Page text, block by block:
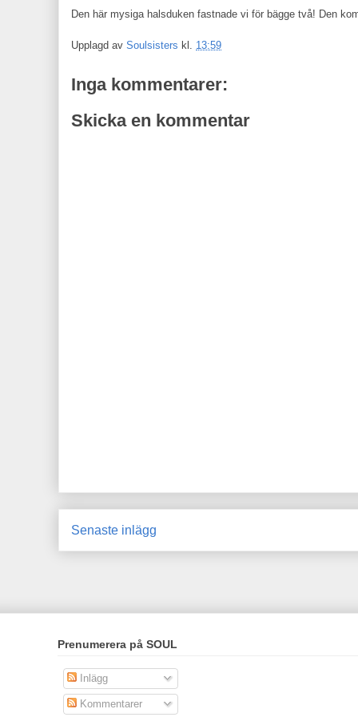
Den här mysiga halsduken fastnade vi för bägge två! Den
Upplagd av Soulsisters kl. 13:59
Inga kommentarer:
Skicka en kommentar
Senaste inlägg
Prenumerera på SOUL
Inlägg
Kommentarer